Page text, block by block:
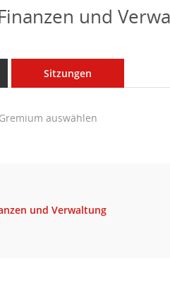
und
Sitzungen
Gremium auswählen
und Verwaltung